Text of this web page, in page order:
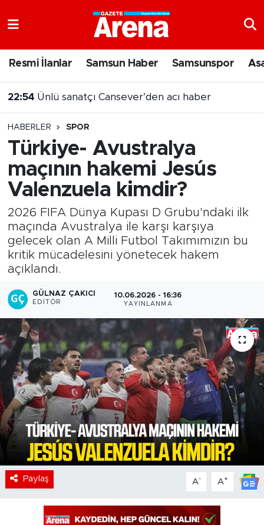
Resmi İlanlar Samsun Haber Samsunspor
22:54 Ünlü sanatçı Cansever’den acı haber
HABERLER SPOR
Türkiye- Avustralya
maçının hakemi Jesús
Valenzuela kimdir?
2026 FIFA Dünya Kupası D Grubu'ndaki ilk
maçında Avustralya ile karşı karşıya
gelecek olan A Milli Futbol Takımımızın bu
kritik mücadelesini yönetecek hakem
açıklandı.
GÜLNAZ ÇAKICI
EDITÖR
10.06.2026 - 16:36
YAYINLANMA
Paylaş A- A+
Samsun Namaz Vakitleri
Süper Lig Puan Durumu ve Fikstür
Tüm Manşetler
Son Dakika Haberleri
Haber Arşivi